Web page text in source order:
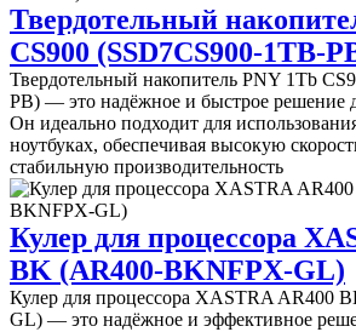
Твердотельный
CS900 (SSD7CS900-1TB-
Твердотельный накопитель PNY 1Tb
PB) — это надёжное и быстрое решение
Он идеально подходит для
ноутбуках, обеспечивая высокую
стабильную производительность
Кулер для процессора
BK (AR400-BKNFPX-GL)
Кулер для процессора XASTRA AR400
GL) — это надёжное и эффективное